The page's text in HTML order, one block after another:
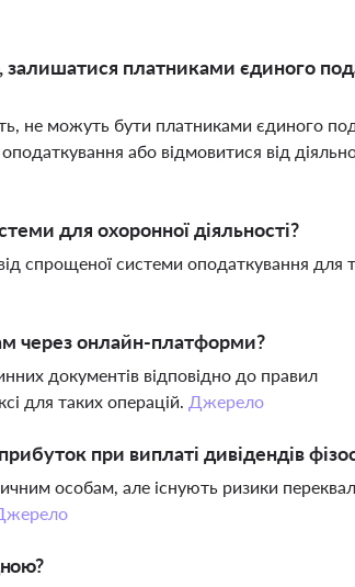
платниками єдиного
не можуть бути платниками єдиного
або відмовитися від
для охоронної діяльності?
спрощеної системи оподаткування для
через онлайн-платформи?
документів відповідно до правил
для таких операцій. Джерело
при виплаті дивідендів
особам, але існують ризики